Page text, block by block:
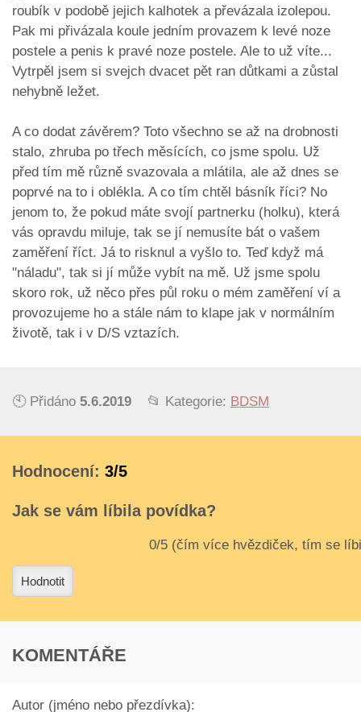
roubík v podobě jejich kalhotek a převázala izolepou.
Pak mi přivázala koule jedním provazem k levé noze
postele a penis k pravé noze postele. Ale to už víte...
Vytrpěl jsem si svejch dvacet pět ran důtkami a zůstal
nehybně ležet.
A co dodat závěrem? Toto všechno se až na drobnosti
stalo, zhruba po třech měsících, co jsme spolu. Už
před tím mě různě svazovala a mlátila, ale až dnes se
poprvé na to i oblékla. A co tím chtěl básník říci? No
jenom to, že pokud máte svojí partnerku (holku), která
vás opravdu miluje, tak se jí nemusíte bát o vašem
zaměření říct. Já to risknul a vyšlo to. Teď když má
"náladu", tak si jí může vybít na mě. Už jsme spolu
skoro rok, už něco přes půl roku o mém zaměření ví a
provozujeme ho a stále nám to klape jak v normálním
životě, tak i v D/S vztazích.
🕙 Přidáno 5.6.2019 📂 Kategorie: BDSM
Hodnocení: 3/5
Jak se vám líbila povídka?
Hodnotit
KOMENTÁŘE
Autor (jméno nebo přezdívka):